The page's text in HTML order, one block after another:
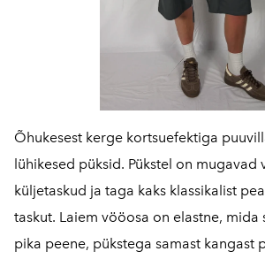
Õhukesest kerge kortsuefektiga
lühikesed püksid. Pükstel on mugavad
küljetaskud ja taga kaks klassikalist
taskut. Laiem vööosa on elastne,
pika peene, pükstega samast kangast